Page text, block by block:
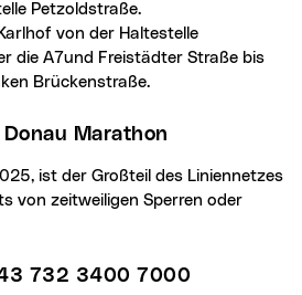
Petzoldstraße.
von der Haltestelle
die A7und Freistädter Straße bis
Brückenstraße.
Donau Marathon
von zeitweiligen Sperren oder
732 3400 7000